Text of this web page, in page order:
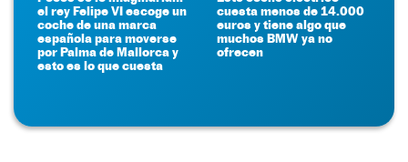
el rey Felipe VI escoge un
coche de una marca
española para moverse
por Palma de Mallorca y
esto es lo que cuesta
cuesta menos de 14.000
euros y tiene algo que
muchos BMW ya no
ofrecen